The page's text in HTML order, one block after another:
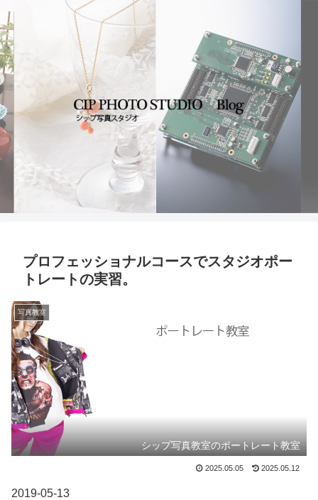
プロフェッショナルコースでスタジオポー
トレートの実習。
写真教室
シップ写真教室のポートレート教室
2025.05.05 2025.05.12
2019-05-13